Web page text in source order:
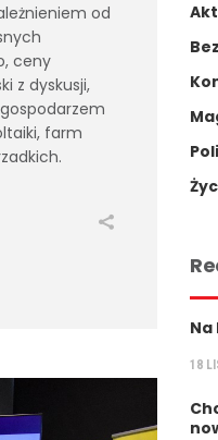
od
ceny
z dyskusji,
farm
18